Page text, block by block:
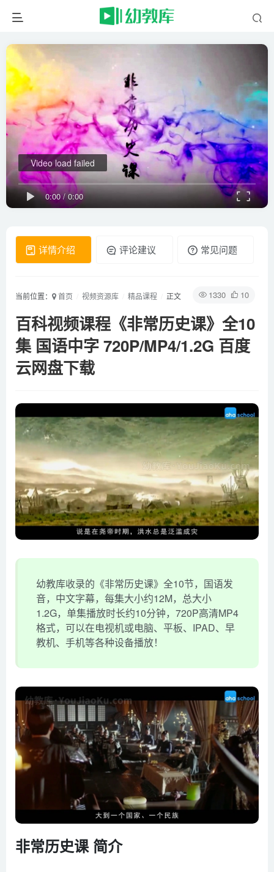
0:00/0:00
Video load failed
详情介绍 评论建议 常见问题
1330 10
当前位置： 首页 视频资源库 精品课程 正文
百科视频课程《非常历史课》全10
集 国语中字 720P/MP4/1.2G 百度
云网盘下载
幼教库收录的《非常历史课》全10节，国语发
音，中文字幕，每集大小约12M，总大小
1.2G，单集播放时长约10分钟，720P高清MP4
格式，可以在电视机或电脑、平板、IPAD、早
教机、手机等各种设备播放！
非常历史课 简介